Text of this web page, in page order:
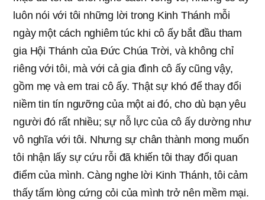
luôn nói với tôi những lời trong Kinh Thánh mỗi
ngày một cách nghiêm túc khi cô ấy bắt đầu tham
gia Hội Thánh của Đức Chúa Trời, và không chỉ
riêng với tôi, mà với cả gia đình cô ấy cũng vậy,
gồm mẹ và em trai cô ấy. Thật sự khó để thay đổi
niềm tin tín ngưỡng của một ai đó, cho dù bạn yêu
người đó rất nhiều; sự nỗ lực của cô ấy dường như
vô nghĩa với tôi. Nhưng sự chân thành mong muốn
tôi nhận lấy sự cứu rỗi đã khiến tôi thay đổi quan
điểm của mình. Càng nghe lời Kinh Thánh, tôi cảm
thấy tấm lòng cứng cỏi của mình trở nên mềm mại.